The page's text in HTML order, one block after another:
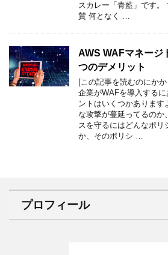
スカレー「青藍」です
賛 何となく …
AWS WAFマネージ
つのデメリット
[この記事を読むのにか
企業がWAFを導入する
ントはいくつかあります
な攻撃が蔓延ってるの
スを守るにはどんなポ
か、そのポリシ …
プロフィール